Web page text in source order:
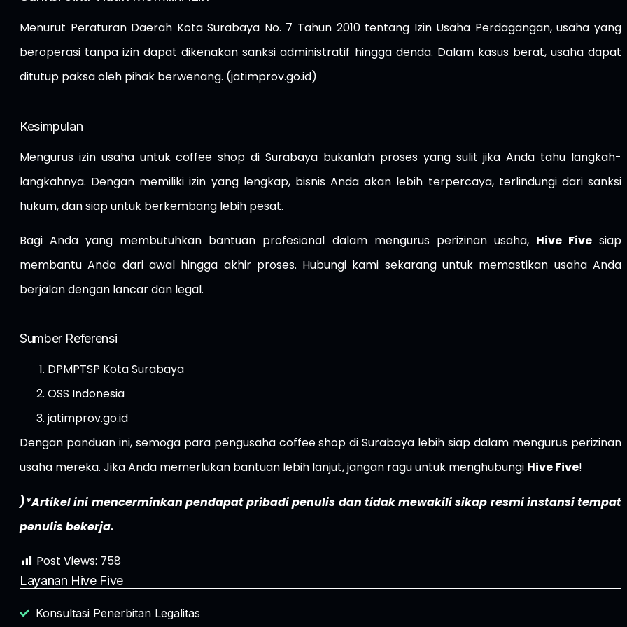
Menurut Peraturan Daerah Kota Surabaya No. 7 Tahun 2010 tentang Izin Usaha Perdagangan, usaha yang
beroperasi tanpa izin dapat dikenakan sanksi administratif hingga denda. Dalam kasus berat, usaha dapat
ditutup paksa oleh pihak berwenang. (jatimprov.go.id)
Kesimpulan
Mengurus izin usaha untuk coffee shop di Surabaya bukanlah proses yang sulit jika Anda tahu langkah-
langkahnya. Dengan memiliki izin yang lengkap, bisnis Anda akan lebih terpercaya, terlindungi dari sanksi
hukum, dan siap untuk berkembang lebih pesat.
Bagi Anda yang membutuhkan bantuan profesional dalam mengurus perizinan usaha, Hive Fivesiap
membantu Anda dari awal hingga akhir proses. Hubungi kami sekarang untuk memastikan usaha Anda
berjalan dengan lancar dan legal.
Sumber Referensi
DPMPTSP Kota Surabaya
OSS Indonesia
jatimprov.go.id
Dengan panduan ini, semoga para pengusaha coffee shop di Surabaya lebih siap dalam mengurus perizinan
usaha mereka. Jika Anda memerlukan bantuan lebih lanjut, jangan ragu untuk menghubungi Hive Five!
)*Artikel ini mencerminkan pendapat pribadi penulis dan tidak mewakili sikap resmi instansi tempat
penulis bekerja.
Post Views: 758
Layanan Hive Five
Konsultasi Penerbitan Legalitas